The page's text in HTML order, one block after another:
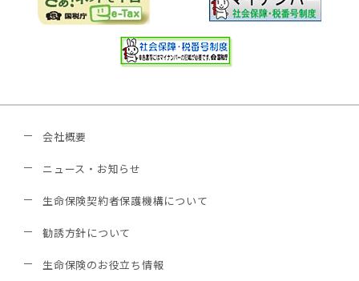
会社概要
ニュース・お知らせ
生命保険契約者保護機構について
勧誘方針について
生命保険のお役立ち情報